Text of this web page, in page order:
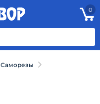
0
Саморезы